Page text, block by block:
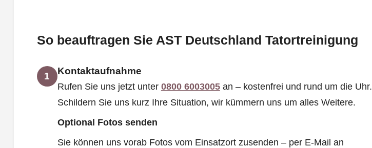
So beauftragen Sie AST Deutschland Tatortreinigung
1 Kontaktaufnahme
Rufen Sie uns jetzt unter 0800 6003005an – kostenfrei und rund um die Uhr.
Schildern Sie uns kurz Ihre Situation, wir kümmern uns um alles Weitere.
Optional Fotos senden
Sie können uns vorab Fotos vom Einsatzort zusenden – per E-Mail an